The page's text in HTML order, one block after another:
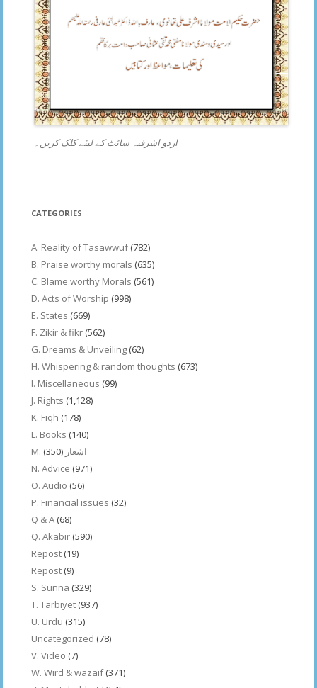
اردو اشرفیہ سائٹ کے لیئے کلک کریں۔
CATEGORIES
A. Reality of Tasawwuf(782)
B. Praise worthy morals (635)
C. Blame worthy Morals (561)
D. Acts of Worship (998)
E. States (669)
F. Zikir & fikr (562)
G. Dreams & Unveiling (62)
H. Whispering & random thoughts (673)
I. Miscellaneous (99)
J. Rights (1,128)
K. Fiqh (178)
L. Books (140)
M. اشعار (350)
N. Advice (971)
O. Audio (56)
P. Financial issues (32)
Q & A (68)
Q. Akabir (590)
Repost (19)
Repost (9)
S. Sunna (329)
T. Tarbiyet (937)
U. Urdu (315)
Uncategorized (78)
V. Video (7)
W. Wird & wazaif(371)